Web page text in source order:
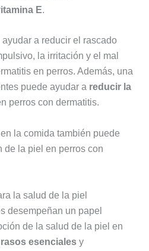
E.
a reducir el rascado
la irritación y el mal
en perros. Además, una
puede ayudar a reducir la
perros con dermatitis.
la comida también puede
de la piel en perros con
la salud de la piel
desempeñan un papel
de la salud de la piel en
esencialesy